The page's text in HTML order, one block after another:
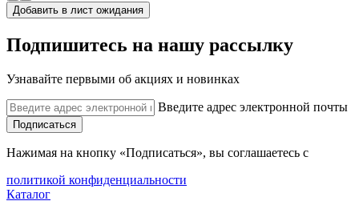
Добавить в лист ожидания
Подпишитесь на нашу рассылку
Узнавайте первыми об акциях и новинках
Введите адрес электронной почты
Подписаться
Нажимая на кнопку «Подписаться», вы соглашаетесь с
политикой конфиденциальности
Каталог